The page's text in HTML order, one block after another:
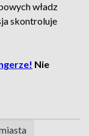
władz
skontroluje
Nie